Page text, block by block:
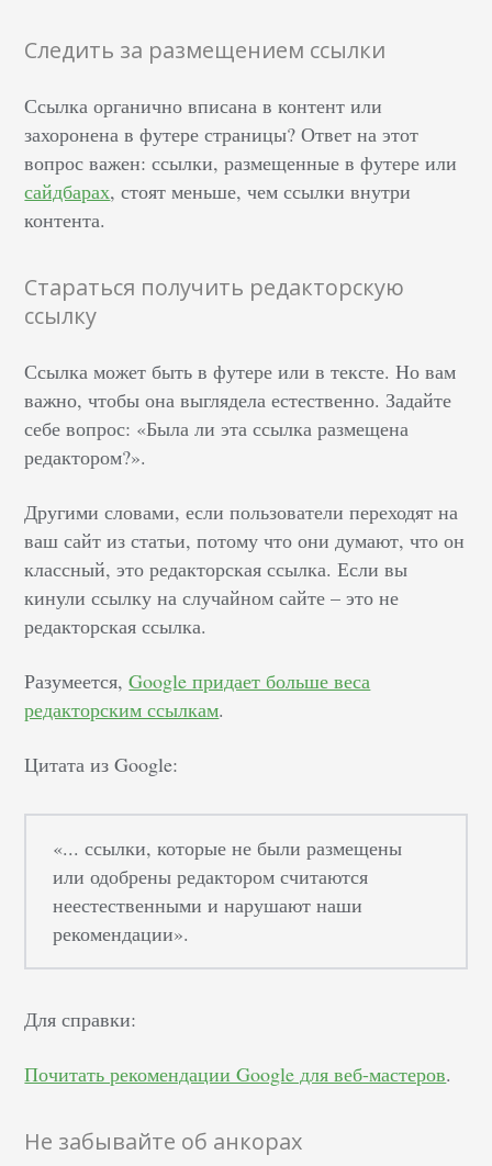
Следить за размещением ссылки
Ссылка органично вписана в контент или
захоронена в футере страницы? Ответ на этот
вопрос важен: ссылки, размещенные в футере или
сайдбарах, стоят меньше, чем ссылки внутри
контента.
Стараться получить редакторскую
ссылку
Ссылка может быть в футере или в тексте. Но вам
важно, чтобы она выглядела естественно. Задайте
себе вопрос: «Была ли эта ссылка размещена
редактором?».
Другими словами, если пользователи переходят на
ваш сайт из статьи, потому что они думают, что он
классный, это редакторская ссылка. Если вы
кинули ссылку на случайном сайте – это не
редакторская ссылка.
Разумеется,Google придает больше веса
редакторским ссылкам.
Цитата из Google:
«... ссылки, которые не были размещены
или одобрены редактором считаются
неестественными и нарушают наши
рекомендации».
Для справки:
Почитать рекомендации Google для веб-мастеров.
Не забывайте об анкорах